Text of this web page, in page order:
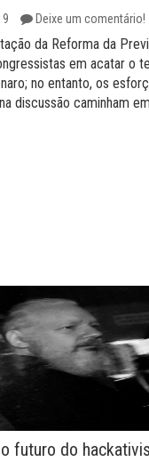
Deixe um comentário!
da Reforma da
em acatar o
no entanto, os
discussão caminham
futuro do